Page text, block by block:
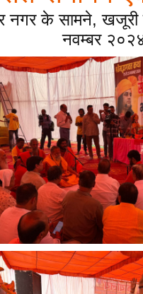
नगर के सामने,
नवम्बर